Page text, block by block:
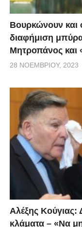
[enikos
Βουρκώνουν και
διαφήμιση
Μητροπάνος και
28 ΝΟΕΜΒΡΊΟΥ, 2023
Αλέξης Κούγιας:
κλάματα – «Να